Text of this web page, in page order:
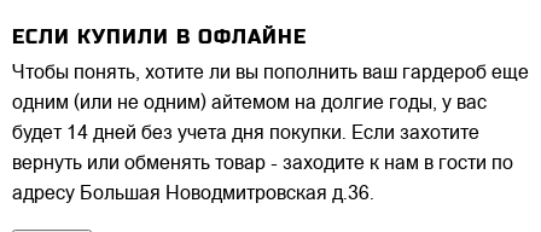
ЕСЛИ КУПИЛИ В ОФЛАЙНЕ
Чтобы понять, хотите ли вы пополнить ваш гардероб еще
одним (или не одним) айтемом на долгие годы, у вас
будет 14 дней без учета дня покупки. Если захотите
вернуть или обменять товар - заходите к нам в гости по
адресу Большая Новодмитровская д.36.